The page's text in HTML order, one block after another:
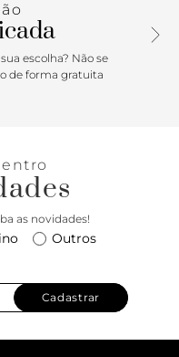
Anacapri. A
totalmente à mostra.
conforto no calce,
maior do que a sua
e cruzadas no
Em uma paleta de
muito conforto e
escolha? Não se
de forma gratuita
as novidades!
Outros
Cadastrar